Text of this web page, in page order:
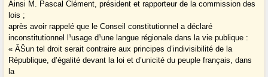
Ainsi M. Pascal Clément, président et rapporteur de la commission des
lois ;
après avoir rappelé que le Conseil constitutionnel a déclaré
inconstitutionnel l¹usage d¹une langue régionale dans la vie publique :
« ÂŠun tel droit serait contraire aux principes d’indivisibilité de la
République, d’égalité devant la loi et d’unicité du peuple français, dans
la